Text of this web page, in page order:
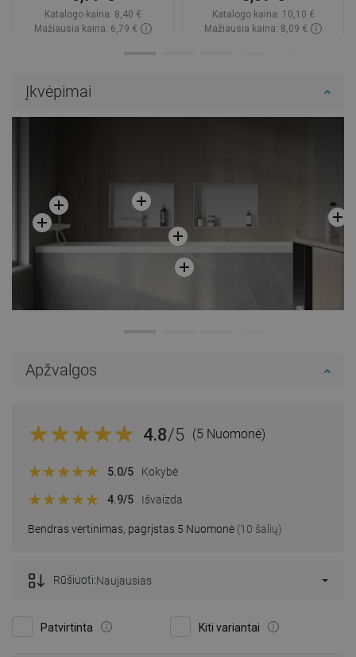
Katalogo kaina: 8,40 €
Mažiausia kaina: 6,79 €
Katalogo kaina: 10,10 €
Mažiausia kaina: 8,09 €
Įkvėpimai
Apžvalgos
4.8/5 (5 Nuomonė)
Bendras vertinimas, pagrįstas 5 Nuomonė (10 šalių)
5.0/5 Kokybė
4.9/5 Išvaizda
Patvirtinta Kiti variantai
Rūšiuoti:Naujausias